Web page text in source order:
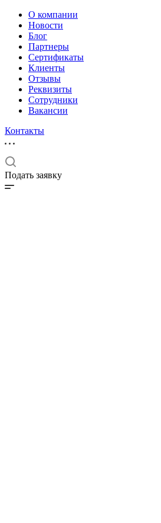
О компании
Новости
Блог
Партнеры
Сертификаты
Клиенты
Отзывы
Реквизиты
Сотрудники
Вакансии
Контакты
Подать заявку